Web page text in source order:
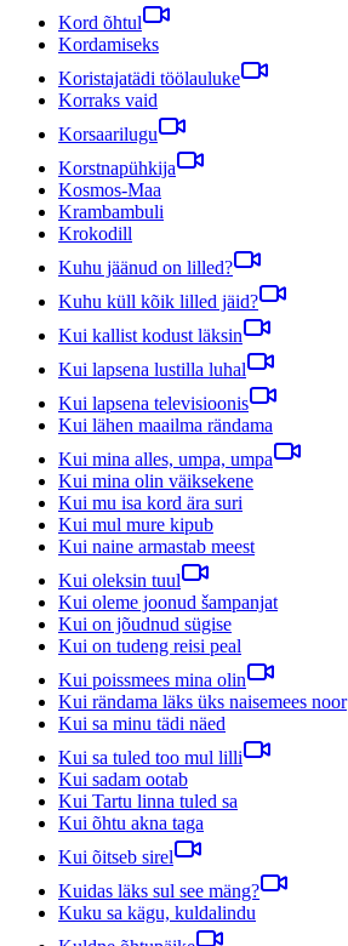
Kord õhtul
Kordamiseks
Koristajatädi töölauluke
Korraks vaid
Korsaarilugu
Korstnapühkija
Kosmos-Maa
Krambambuli
Krokodill
Kuhu jäänud on lilled?
Kuhu küll kõik lilled jäid?
Kui kallist kodust läksin
Kui lapsena lustilla luhal
Kui lapsena televisioonis
Kui lähen maailma rändama
Kui mina alles, umpa, umpa
Kui mina olin väiksekene
Kui mu isa kord ära suri
Kui mul mure kipub
Kui naine armastab meest
Kui oleksin tuul
Kui oleme joonud šampanjat
Kui on jõudnud sügise
Kui on tudeng reisi peal
Kui poissmees mina olin
Kui rändama läks üks naisemees noor
Kui sa minu tädi näed
Kui sa tuled too mul lilli
Kui sadam ootab
Kui Tartu linna tuled sa
Kui õhtu akna taga
Kui õitseb sirel
Kuidas läks sul see mäng?
Kuku sa kägu, kuldalindu